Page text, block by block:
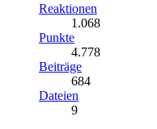
Reaktionen
1.068
Punkte
4.778
Beiträge
684
Dateien
9